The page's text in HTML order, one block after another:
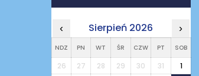
‹ Sierpień 2026 ›
NDZ PN WT ŚR CZW PT SOB
26 27 28 29 30 31
1